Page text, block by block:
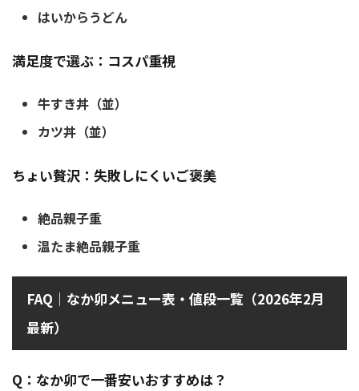
はいからうどん
満足度で選ぶ：コスパ重視
牛すき丼（並）
カツ丼（並）
ちょい贅沢：失敗しにくいご褒美
絶品親子重
温たま絶品親子重
FAQ｜なか卯メニュー表・値段一覧（2026年2月
最新）
Q：なか卯で一番安いおすすめは？